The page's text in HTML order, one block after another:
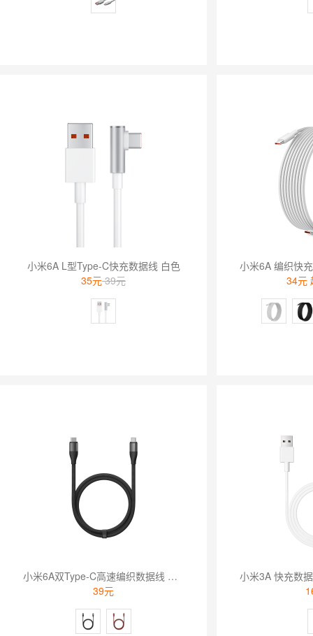
小米6A L型Type-C快充数据线 白色
35元39元 34元
小米6A双Type-C高速编织数据线 深灰色
39元